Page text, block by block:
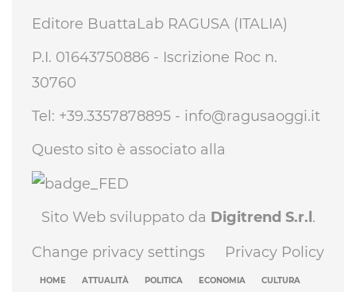
Editore BuattaLab RAGUSA (ITALIA)
P.I. 01643750886 - Iscrizione Roc n.
30760
Tel: +39.3357878895 - info@ragusaoggi.it
Questo sito è associato alla
Sito Web sviluppato da Digitrend S.r.l .
Change privacy settings
Privacy Policy
HOME ATTUALITÀ POLITICA ECONOMIA CULTURA